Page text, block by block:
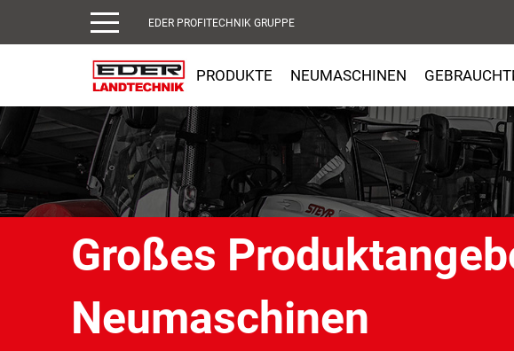
EDER PROFITECHNIK GRUPPE
PRODUKTE NEUMASCHINEN
Großes
Neumaschinen